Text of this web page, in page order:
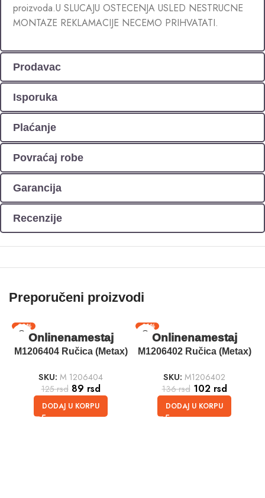
proizvoda.U SLUCAJU OSTECENJA USLED NESTRUCNE
MONTAZE REKLAMACIJE NECEMO PRIHVATATI.
Prodavac
Isporuka
Plaćanje
Povraćaj robe
Garancija
Recenzije
Preporučeni proizvodi
-29%
Onlinenamestaj
M1206404 Ručica (Metax)
SKU: M 1206404
125rsd 89 rsd
DODAJ U KORPU
-25%
Onlinenamestaj
M1206402 Ručica (Metax)
SKU: M1206402
136rsd 102 rsd
DODAJ U KORPU